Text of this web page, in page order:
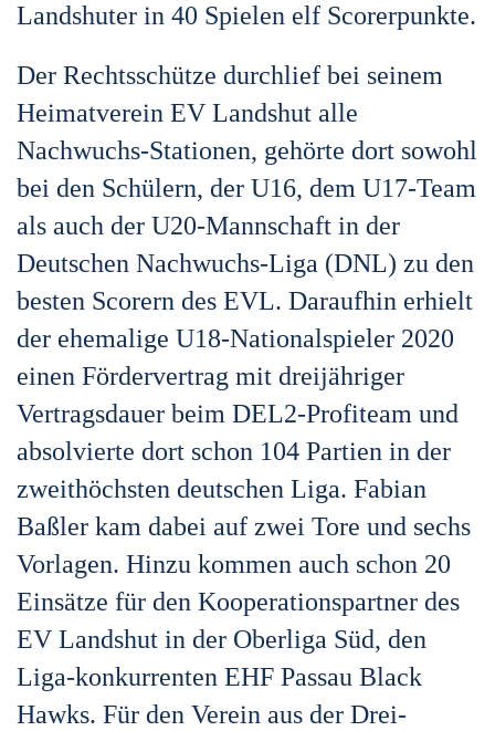
Landshuter in 40 Spielen elf Scorerpunkte.
Der Rechtsschütze durchlief bei seinem
Heimatverein EV Landshut alle
Nachwuchs-Stationen, gehörte dort sowohl
bei den Schülern, der U16, dem U17-Team
als auch der U20-Mannschaft in der
Deutschen Nachwuchs-Liga (DNL) zu den
besten Scorern des EVL. Daraufhin erhielt
der ehemalige U18-Nationalspieler 2020
einen Fördervertrag mit dreijähriger
Vertragsdauer beim DEL2-Profiteam und
absolvierte dort schon 104 Partien in der
zweithöchsten deutschen Liga. Fabian
Baßler kam dabei auf zwei Tore und sechs
Vorlagen. Hinzu kommen auch schon 20
Einsätze für den Kooperationspartner des
EV Landshut in der Oberliga Süd, den
Liga-konkurrenten EHF Passau Black
Hawks. Für den Verein aus der Drei-